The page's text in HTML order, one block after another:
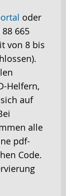
oder
665
von 8 bis
Helfern,
auf
alle
pdf-
Code.